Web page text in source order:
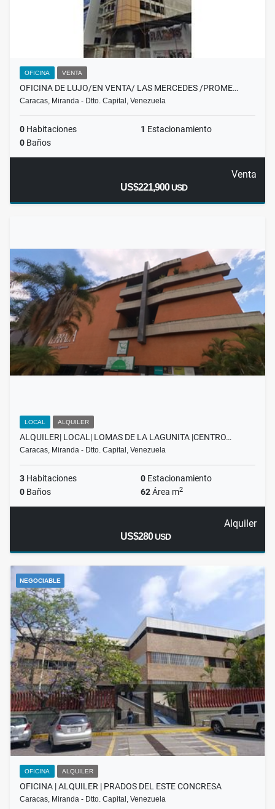
OFICINA VENTA
OFICINA DE LUJO/EN VENTA/ LAS MERCEDES /PROME…
Caracas, Miranda - Dtto. Capital, Venezuela
0 Habitaciones 1 Estacionamiento
0 Baños
Venta
US$221,900USD
LOCAL ALQUILER
ALQUILER| LOCAL| LOMAS DE LA LAGUNITA |CENTRO…
Caracas, Miranda - Dtto. Capital, Venezuela
3 Habitaciones 0 Estacionamiento
0 Baños 62Área m2
Alquiler
US$280USD
NEGOCIABLE
OFICINA ALQUILER
OFICINA | ALQUILER | PRADOS DEL ESTE CONCRESA
Caracas, Miranda - Dtto. Capital, Venezuela